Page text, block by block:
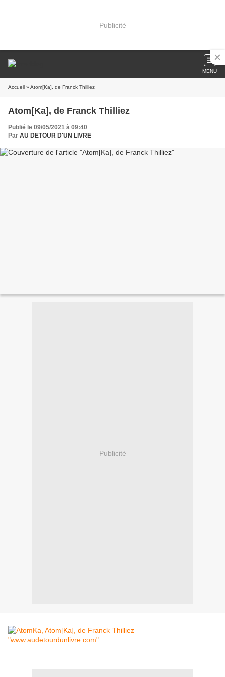
Publicité
MENU
Accueil » Atom[Ka], de Franck Thilliez
Atom[Ka], de Franck Thilliez
Publié le 09/05/2021 à 09:40
Par AU DETOUR D'UN LIVRE
Publicité